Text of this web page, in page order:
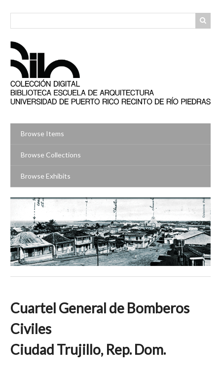
Browse Items
Browse Collections
Browse Exhibits
Cuartel General de Bomberos
Civiles
Ciudad Trujillo, Rep. Dom.